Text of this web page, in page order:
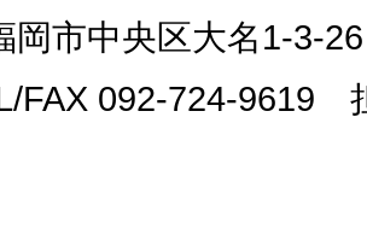
岡市中央区大名1-3-
FAX 092-724-9619